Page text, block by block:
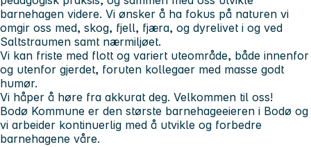
barnehagen videre. Vi ønsker å ha fokus på naturen vi
omgir oss med, skog, fjell, fjæra, og dyrelivet i og ved
Saltstraumen samt nærmiljøet.
Vi kan friste med flott og variert uteområde, både innenfor
og utenfor gjerdet, foruten kollegaer med masse godt
humør.
Vi håper å høre fra akkurat deg. Velkommen til oss!
Bodø Kommune er den største barnehageeieren i Bodø og
vi arbeider kontinuerlig med å utvikle og forbedre
barnehagene våre.